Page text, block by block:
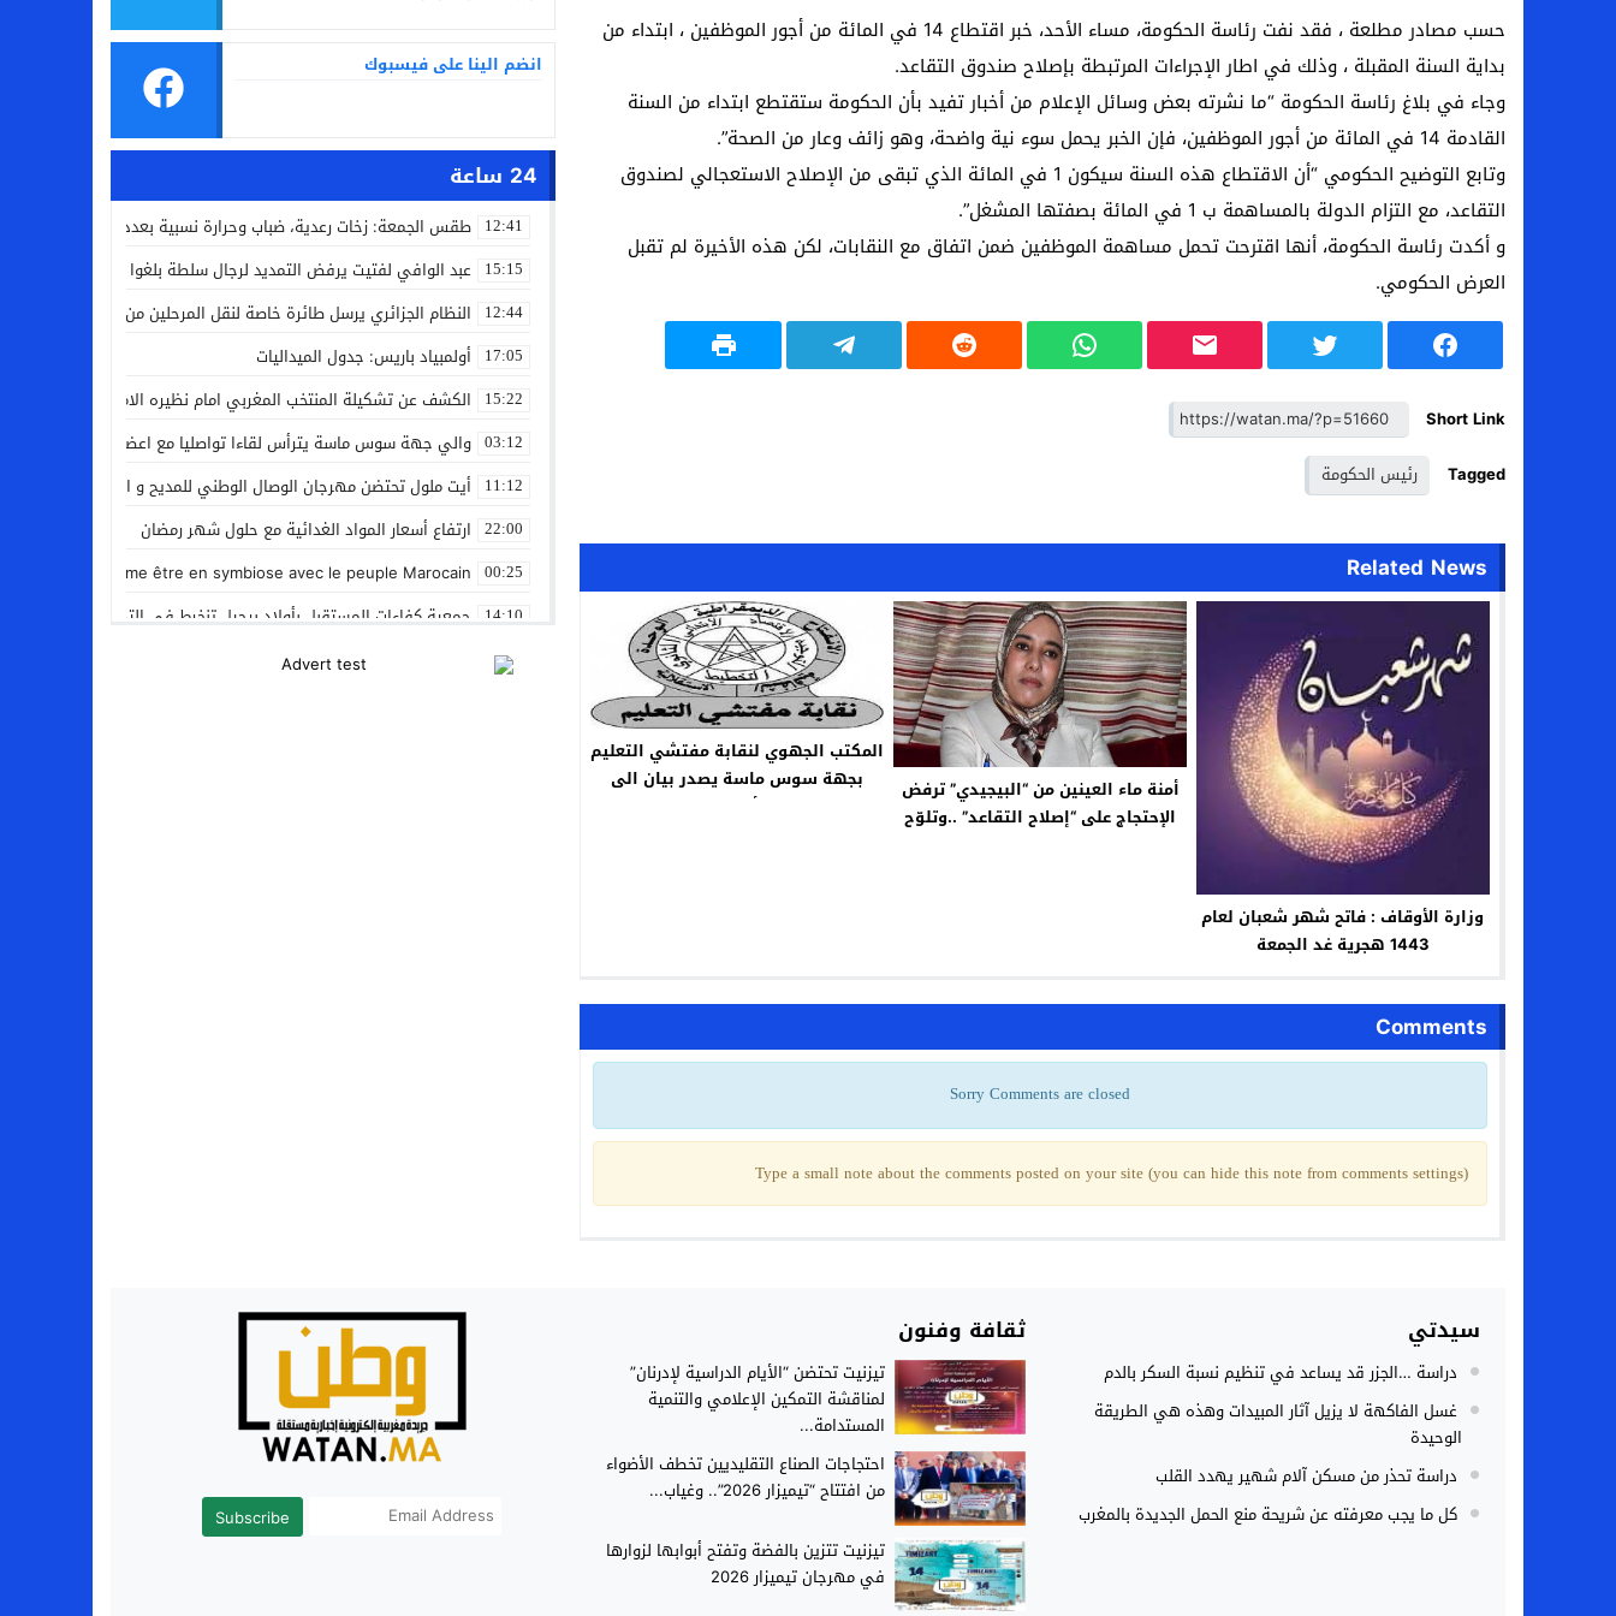
حسب مصادر مطلعة ، فقد نفت رئاسة الحكومة، مساء الأحد، خبر اقتطاع 14 في المائة من أجور الموظفين ، ابتداء من
بداية السنة المقبلة ، وذلك في اطار الإجراءات المرتبطة بإصلاح صندوق التقاعد.
وجاء في بلاغ رئاسة الحكومة “ما نشرته بعض وسائل الإعلام من أخبار تفيد بأن الحكومة ستقتطع ابتداء من السنة
القادمة 14 في المائة من أجور الموظفين، فإن الخبر يحمل سوء نية واضحة، وهو زائف وعار من الصحة”.
وتابع التوضيح الحكومي “أن الاقتطاع هذه السنة سيكون 1 في المائة الذي تبقى من الإصلاح الاستعجالي لصندوق
التقاعد، مع التزام الدولة بالمساهمة ب 1 في المائة بصفتها المشغل”.
و أكدت رئاسة الحكومة، أنها اقترحت تحمل مساهمة الموظفين ضمن اتفاق مع النقابات، لكن هذه الأخيرة لم تقبل
العرض الحكومي.
Short Link
Tagged
رئيس الحكومة
Related News
وزارة الأوقاف : فاتح شهر شعبان لعام
1443 هجرية غد الجمعة
أمنة ماء العينين من “البيجيدي” ترفض
الإحتجاج على “إصلاح التقاعد” ..وتلوّح
المكتب الجهوي لنقابة مفتشي التعليم
بجهة سوس ماسة يصدر بيان الى
الرأي العام
Comments
Sorry Comments are closed
Type a small note about the comments posted on your site (you can hide this note from comments settings)
انضم الينا على فيسبوك
24 ساعة
12:41 طقس الجمعة: زخات رعدية، ضباب وحرارة نسبية بعدد من مدن المملكة
15:15 عبد الوافي لفتيت يرفض التمديد لرجال سلطة بلغوا سن التقاعد
12:44 النظام الجزائري يرسل طائرة خاصة لنقل المرحلين من فرنسا
17:05 أولمبياد باريس: جدول الميداليات
15:22 الكشف عن تشكيلة المنتخب المغربي امام نظيره الامريكي
03:12 والي جهة سوس ماسة يترأس لقاءا تواصليا مع اعضاء جماعة تامري
11:12 أيت ملول تحتضن مهرجان الوصال الوطني للمديح و السماع من 25 إلى 30 مارس
22:00 ارتفاع أسعار المواد الغدائية مع حلول شهر رمضان
00:25
Le Gleut affirme être en symbiose avec le peuple Marocain
14:10 جمعية كفاءات المستقبل بأولاد برحيل تنخرط في التضامن الشعبي مع
12:01 المنتخب المغربي داخل القاعة يتأهل الى نصف نهائي كأس العرب
سيدتي
دراسة …الجزر قد يساعد في تنظيم نسبة السكر بالدم
غسل الفاكهة لا يزيل آثار المبيدات وهذه هي الطريقة
الوحيدة
دراسة تحذر من مسكن آلام شهير يهدد القلب
كل ما يجب معرفته عن شريحة منع الحمل الجديدة بالمغرب
ثقافة وفنون
تيزنيت تحتضن “الأيام الدراسية لإدرنان”
لمناقشة التمكين الإعلامي والتنمية
المستدامة...
احتجاجات الصناع التقليديين تخطف الأضواء
من افتتاح “تيميزار 2026”.. وغياب...
تيزنيت تتزين بالفضة وتفتح أبوابها لزوارها
في مهرجان تيميزار 2026
Subscribe